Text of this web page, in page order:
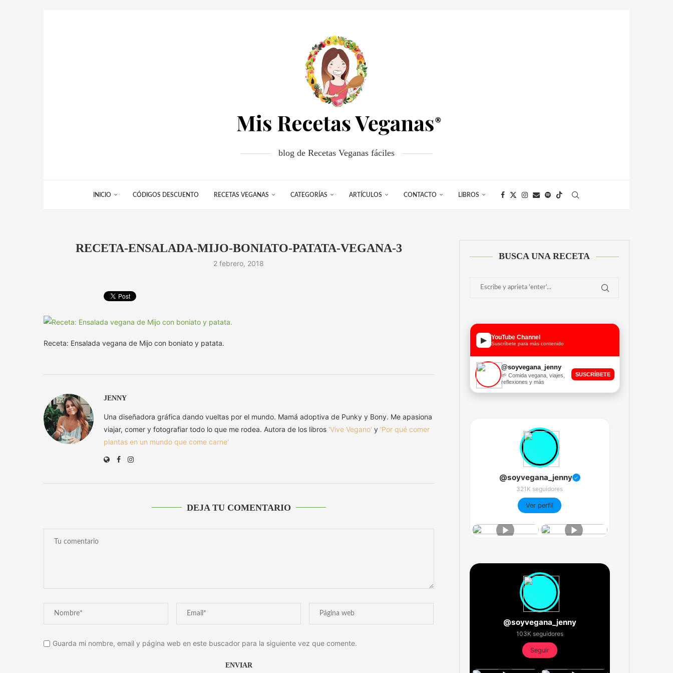
blog de Recetas Veganas fáciles
INICIO CÓDIGOS DESCUENTO RECETAS VEGANAS CATEGORÍAS ARTÍCULOS CONTACTO LIBROS
RECETA-ENSALADA-MIJO-BONIATO-PATATA-VEGANA-3
2 febrero, 2018
Receta: Ensalada vegana de Mijo con boniato y patata.
JENNY
Una diseñadora gráfica dando vueltas por el mundo. Mamá adoptiva de Punky y Bony. Me apasiona
viajar, comer y fotografiar todo lo que me rodea. Autora de los libros 'Vive Vegano' y 'Por qué comer
plantas en un mundo que come carne'
DEJA TU COMENTARIO
Guarda mi nombre, email y página web en este buscador para la siguiente vez que comente.
BUSCA UNA RECETA
▶ YouTube Channel
Suscríbete para más contenido
@soyvegana_jenny
🌱 Comida vegana, viajes,
reflexiones y más
SUSCRÍBETE
@soyvegana_jenny ✓
321K seguidores
Ver perfil
@soyvegana_jenny
103K seguidores
Seguir